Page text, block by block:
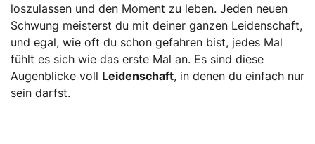
loszulassen und den Moment zu leben. Jeden neuen
Schwung meisterst du mit deiner ganzen Leidenschaft,
und egal, wie oft du schon gefahren bist, jedes Mal
fühlt es sich wie das erste Mal an. Es sind diese
Augenblicke voll Leidenschaft, in denen du einfach nur
sein darfst.